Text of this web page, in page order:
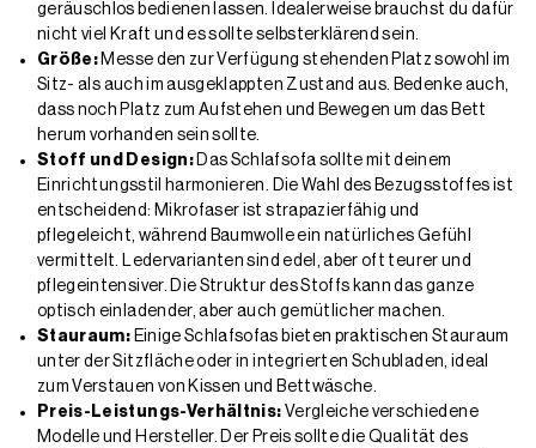
geräuschlos bedienen lassen. Idealerweise brauchst du dafür
nicht viel Kraft und es sollte selbsterklärend sein.
Größe: Messe den zur Verfügung stehenden Platz sowohl im
Sitz- als auch im ausgeklappten Zustand aus. Bedenke auch,
dass noch Platz zum Aufstehen und Bewegen um das Bett
herum vorhanden sein sollte.
Stoff und Design:Das Schlafsofa sollte mit deinem
Einrichtungsstil harmonieren. Die Wahl des Bezugsstoffes ist
entscheidend: Mikrofaser ist strapazierfähig und
pflegeleicht, während Baumwolle ein natürliches Gefühl
vermittelt. Ledervarianten sind edel, aber oft teurer und
pflegeintensiver. Die Struktur des Stoffs kann das ganze
optisch einladender, aber auch gemütlicher machen.
Stauraum: Einige Schlafsofas bieten praktischen Stauraum
unter der Sitzfläche oder in integrierten Schubladen, ideal
zum Verstauen von Kissen und Bettwäsche.
Preis-Leistungs-Verhältnis: Vergleiche verschiedene
Modelle und Hersteller. Der Preis sollte die Qualität des